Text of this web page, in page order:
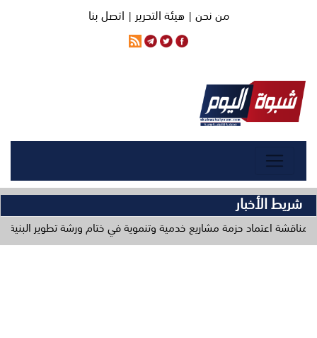
من نحن |هيئة التحرير | اتصل بنا
شريط الأخبار
مشاريع خدمية وتنموية في ختام ورشة تطوير البنية التحتية